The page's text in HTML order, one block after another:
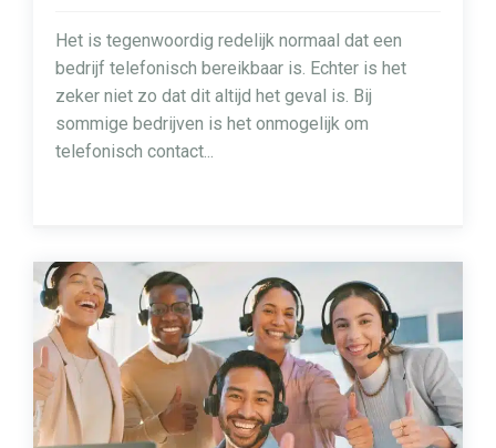
Het is tegenwoordig redelijk normaal dat een
bedrijf telefonisch bereikbaar is. Echter is het
zeker niet zo dat dit altijd het geval is. Bij
sommige bedrijven is het onmogelijk om
telefonisch contact...